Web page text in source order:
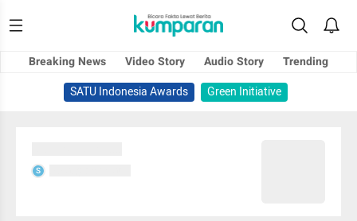
Breaking News Video Story Audio Story
Trending
SATU Indonesia Awards
Green Initiative
S